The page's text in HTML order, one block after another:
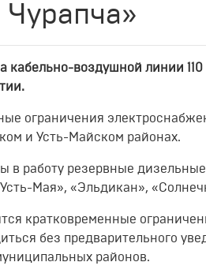
кабельно-воздушной линии
ограничения
и Усть-Майском районах.
в работу резервные
Мая», «Эльдикан»,
кратковременные
без предварительного
районов.